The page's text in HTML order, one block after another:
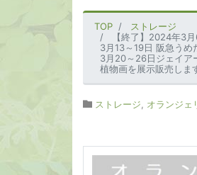
TOP
ストレージ
【終了】2024年3月6
3月13～19日 阪急うめ
3月20～26日ジェイア
植物画を展示販売しま
ストレージ オランジェ